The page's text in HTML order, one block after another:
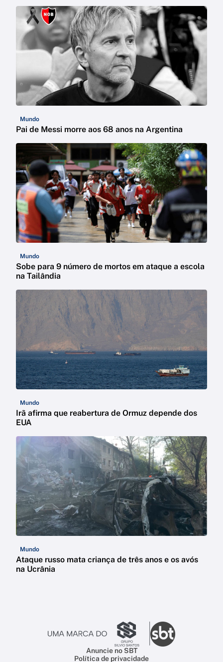
Mundo
Pai de Messi morre aos 68 anos na Argentina
Mundo
Sobe para 9 número de mortos em ataque a escola
na Tailândia
Mundo
Irã afirma que reabertura de Ormuz depende dos
EUA
Mundo
Ataque russo mata criança de três anos e os avós
na Ucrânia
Anuncie no SBT
Política de privacidade